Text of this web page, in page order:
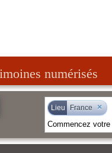
numérisés
Lieu France ×